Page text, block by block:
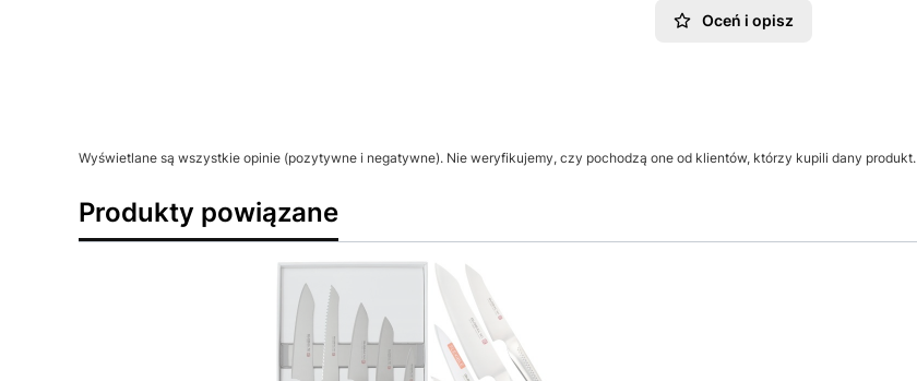
Oceń i opisz
Wyświetlane są wszystkie opinie (pozytywne i negatywne). Nie weryfikujemy, czy pochodzą one od klientów, którzy kupili dany produkt.
Produkty powiązane